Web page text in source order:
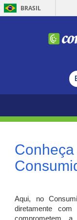
BRASIL
Conheça
Aqui, no
diretamente